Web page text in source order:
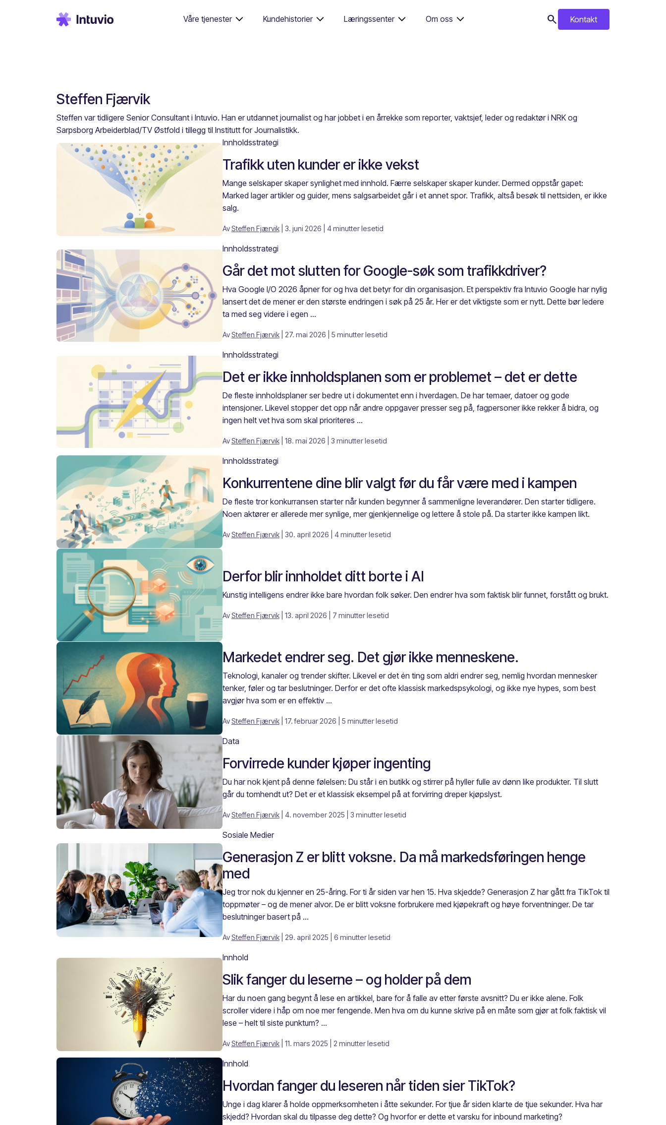
Våre tjenester Kundehistorier Læringssenter Om oss search Kontakt
Steffen Fjærvik
Steffen var tidligere Senior Consultant i Intuvio. Han er utdannet journalist og har jobbet i en årrekke som reporter, vaktsjef, leder og redaktør i NRK og
Sarpsborg Arbeiderblad/TV Østfold i tillegg til Institutt for Journalistikk.
Innholdsstrategi
Trafikk uten kunder er ikke vekst
Mange selskaper skaper synlighet med innhold. Færre selskaper skaper kunder. Dermed oppstår gapet:
Marked lager artikler og guider, mens salgsarbeidet går i et annet spor. Trafikk, altså besøk til nettsiden, er ikke
salg.
AvSteffen Fjærvik| 3. juni 2026 | 4 minutter lesetid
Innholdsstrategi
Går det mot slutten for Google-søk som trafikkdriver?
Hva Google I/O 2026 åpner for og hva det betyr for din organisasjon. Et perspektiv fra Intuvio Google har nylig
lansert det de mener er den største endringen i søk på 25 år. Her er det viktigste som er nytt. Dette bør ledere
ta med seg videre i egen ...
AvSteffen Fjærvik| 27. mai 2026 | 5 minutter lesetid
Innholdsstrategi
Det er ikke innholdsplanen som er problemet – det er dette
De fleste innholdsplaner ser bedre ut i dokumentet enn i hverdagen. De har temaer, datoer og gode
intensjoner. Likevel stopper det opp når andre oppgaver presser seg på, fagpersoner ikke rekker å bidra, og
ingen helt vet hva som skal prioriteres ...
AvSteffen Fjærvik| 18. mai 2026 | 3 minutter lesetid
Innholdsstrategi
Konkurrentene dine blir valgt før du får være med i kampen
De fleste tror konkurransen starter når kunden begynner å sammenligne leverandører. Den starter tidligere.
Noen aktører er allerede mer synlige, mer gjenkjennelige og lettere å stole på. Da starter ikke kampen likt.
AvSteffen Fjærvik| 30. april 2026 | 4 minutter lesetid
Derfor blir innholdet ditt borte i AI
Kunstig intelligens endrer ikke bare hvordan folk søker. Den endrer hva som faktisk blir funnet, forstått og brukt.
AvSteffen Fjærvik| 13. april 2026 | 7 minutter lesetid
Markedet endrer seg. Det gjør ikke menneskene.
Teknologi, kanaler og trender skifter. Likevel er det én ting som aldri endrer seg, nemlig hvordan mennesker
tenker, føler og tar beslutninger. Derfor er det ofte klassisk markedspsykologi, og ikke nye hypes, som best
avgjør hva som er en effektiv ...
AvSteffen Fjærvik| 17. februar 2026 | 5 minutter lesetid
Data
Forvirrede kunder kjøper ingenting
Du har nok kjent på denne følelsen: Du står i en butikk og stirrer på hyller fulle av dønn like produkter. Til slutt
går du tomhendt ut? Det er et klassisk eksempel på at forvirring dreper kjøpslyst.
AvSteffen Fjærvik| 4. november 2025 | 3 minutter lesetid
Sosiale Medier
Generasjon Z er blitt voksne. Da må markedsføringen henge
med
Jeg tror nok du kjenner en 25-åring. For ti år siden var hen 15. Hva skjedde? Generasjon Z har gått fra TikTok til
toppmøter – og de mener alvor. De er blitt voksne forbrukere med kjøpekraft og høye forventninger. De tar
beslutninger basert på ...
AvSteffen Fjærvik| 29. april 2025 | 6 minutter lesetid
Innhold
Slik fanger du leserne – og holder på dem
Har du noen gang begynt å lese en artikkel, bare for å falle av etter første avsnitt? Du er ikke alene. Folk
scroller videre i håp om noe mer fengende. Men hva om du kunne skrive på en måte som gjør at folk faktisk vil
lese – helt til siste punktum? ...
AvSteffen Fjærvik| 11. mars 2025 | 2 minutter lesetid
Innhold
Hvordan fanger du leseren når tiden sier TikTok?
Unge i dag klarer å holde oppmerksomheten i åtte sekunder. For tjue år siden klarte de tjue sekunder. Hva har
skjedd? Hvordan skal du tilpasse deg dette? Og hvorfor er dette et varsku for inbound marketing?